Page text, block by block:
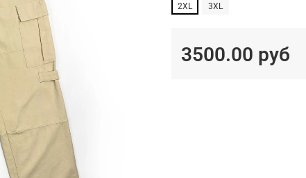
2XL 3XL
3500.00 руб